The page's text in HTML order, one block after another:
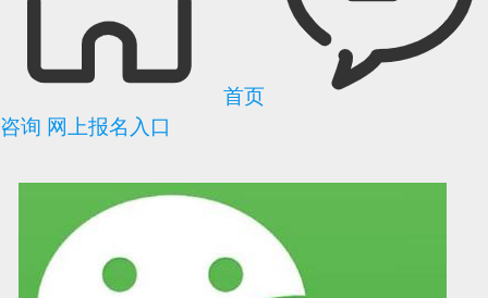
首页
咨询 网上报名入口